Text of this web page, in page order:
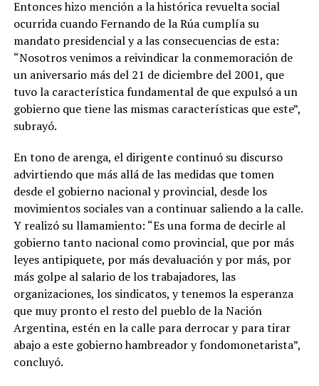
Entonces hizo mención a la histórica revuelta social
ocurrida cuando Fernando de la Rúa cumplía su
mandato presidencial y a las consecuencias de esta:
“Nosotros venimos a reivindicar la conmemoración de
un aniversario más del 21 de diciembre del 2001, que
tuvo la característica fundamental de que expulsó a un
gobierno que tiene las mismas características que este”,
subrayó.
En tono de arenga, el dirigente continuó su discurso
advirtiendo que más allá de las medidas que tomen
desde el gobierno nacional y provincial, desde los
movimientos sociales van a continuar saliendo a la calle.
Y realizó su llamamiento: “Es una forma de decirle al
gobierno tanto nacional como provincial, que por más
leyes antipiquete, por más devaluación y por más, por
más golpe al salario de los trabajadores, las
organizaciones, los sindicatos, y tenemos la esperanza
que muy pronto el resto del pueblo de la Nación
Argentina, estén en la calle para derrocar y para tirar
abajo a este gobierno hambreador y fondomonetarista”,
concluyó.